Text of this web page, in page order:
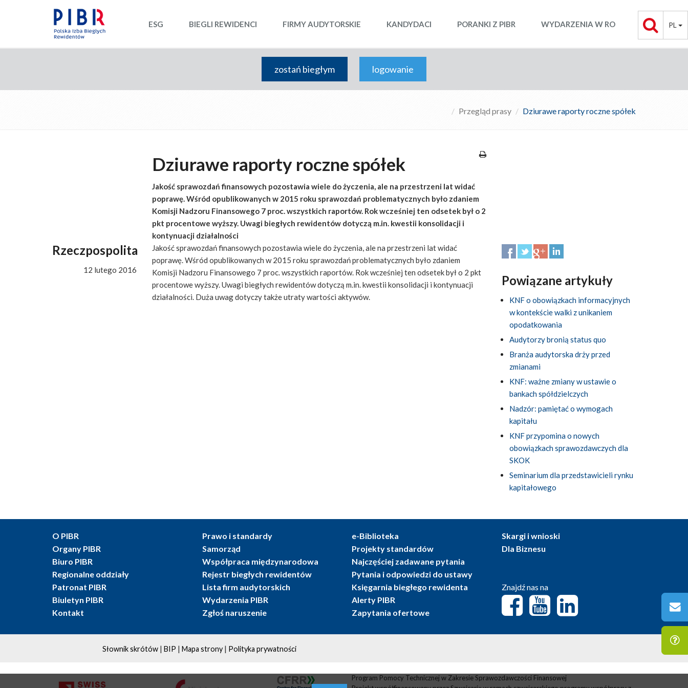
PL
ESG BIEGLI REWIDENCI FIRMY AUDYTORSKIE KANDYDACI PORANKI Z PIBR WYDARZENIA W RO
zostań biegłym logowanie
Przegląd prasy Dziurawe raporty roczne spółek
Dziurawe raporty roczne spółek
Jakość sprawozdań finansowych pozostawia wiele do życzenia, ale na przestrzeni lat widać
poprawę. Wśród opublikowanych w 2015 roku sprawozdań problematycznych było zdaniem
Komisji Nadzoru Finansowego 7 proc. wszystkich raportów. Rok wcześniej ten odsetek był o 2
pkt procentowe wyższy. Uwagi biegłych rewidentów dotyczą m.in. kwestii konsolidacji i
kontynuacji działalności
Rzeczpospolita
12 lutego 2016
Jakość sprawozdań finansowych pozostawia wiele do życzenia, ale na przestrzeni lat widać
poprawę. Wśród opublikowanych w 2015 roku sprawozdań problematycznych było zdaniem
Komisji Nadzoru Finansowego 7 proc. wszystkich raportów. Rok wcześniej ten odsetek był o 2 pkt
procentowe wyższy. Uwagi biegłych rewidentów dotyczą m.in. kwestii konsolidacji i kontynuacji
działalności. Duża uwag dotyczy także utraty wartości aktywów.
Powiązane artykuły
KNF o obowiązkach informacyjnych
w kontekście walki z unikaniem
opodatkowania
Audytorzy bronią status quo
Branża audytorska drży przed
zmianami
KNF: ważne zmiany w ustawie o
bankach spółdzielczych
Nadzór: pamiętać o wymogach
kapitału
KNF przypomina o nowych
obowiązkach sprawozdawczych dla
SKOK
Seminarium dla przedstawicieli rynku
kapitałowego
O PIBR
Organy PIBR
Biuro PIBR
Regionalne oddziały
Patronat PIBR
Biuletyn PIBR
Kontakt
Prawo i standardy
Samorząd
Współpraca międzynarodowa
Rejestr biegłych rewidentów
Lista firm audytorskich
Wydarzenia PIBR
Zgłoś naruszenie
e-Biblioteka
Projekty standardów
Najczęściej zadawane pytania
Pytania i odpowiedzi do ustawy
Księgarnia biegłego rewidenta
Alerty PIBR
Zapytania ofertowe
Skargi i wnioski
Dla Biznesu
Znajdź nas na
Słownik skrótów| BIP | Mapa strony| Polityka prywatności
Program Pomocy Technicznej w Zakresie Sprawozdawczości Finansowej